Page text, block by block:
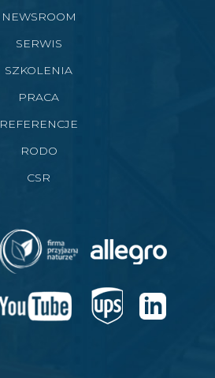
NEWSROOM
SERWIS
SZKOLENIA
PRACA
REFERENCJE
RODO
CSR